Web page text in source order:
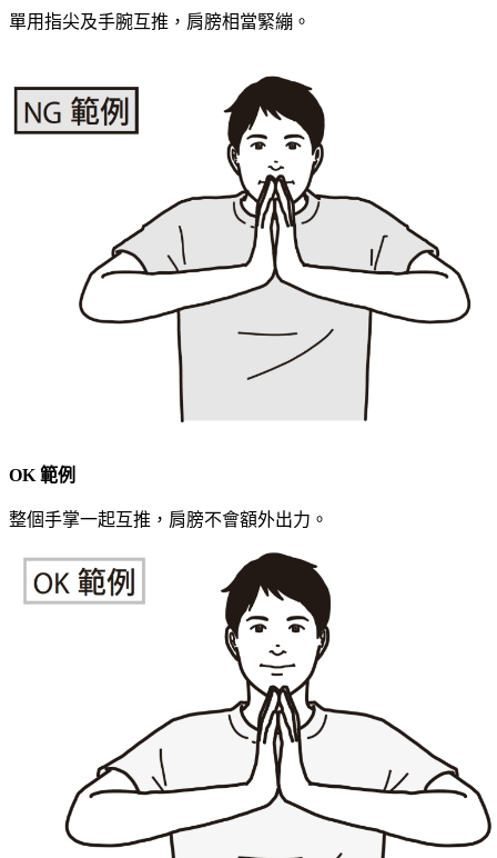
單用指尖及手腕互推，肩膀相當緊繃。
OK 範例
整個手掌一起互推，肩膀不會額外出力。